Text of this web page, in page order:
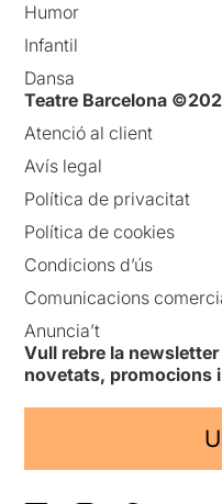
Humor
Infantil
Dansa
Teatre Barcelona
Atenció al client
Avís legal
Política de privacitat
Política de cookies
Condicions d’ús
Comunicacions
Anuncia’t
Vull rebre la
novetats, promocions